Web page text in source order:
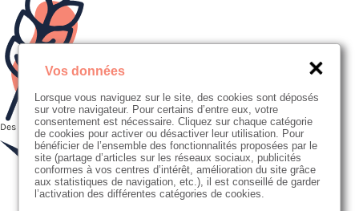
Des farines bios ou en filière "Nouvell Agriculture", moulues localement
Vos données
Lorsque vous naviguez sur le site, des cookies sont déposés
sur votre navigateur. Pour certains d’entre eux, votre
consentement est nécessaire. Cliquez sur chaque catégorie
de cookies pour activer ou désactiver leur utilisation. Pour
bénéficier de l’ensemble des fonctionnalités proposées par le
site (partage d’articles sur les réseaux sociaux, publicités
conformes à vos centres d’intérêt, amélioration du site grâce
aux statistiques de navigation, etc.), il est conseillé de garder
l’activation des différentes catégories de cookies.